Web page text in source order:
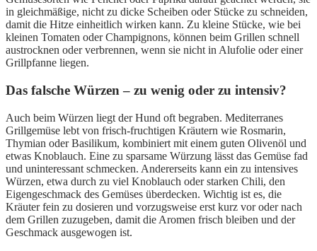
in gleichmäßige, nicht zu dicke Scheiben oder Stücke zu schneiden,
damit die Hitze einheitlich wirken kann. Zu kleine Stücke, wie bei
kleinen Tomaten oder Champignons, können beim Grillen schnell
austrocknen oder verbrennen, wenn sie nicht in Alufolie oder einer
Grillpfanne liegen.
Das falsche Würzen – zu wenig oder zu intensiv?
Auch beim Würzen liegt der Hund oft begraben. Mediterranes
Grillgemüse lebt von frisch-fruchtigen Kräutern wie Rosmarin,
Thymian oder Basilikum, kombiniert mit einem guten Olivenöl und
etwas Knoblauch. Eine zu sparsame Würzung lässt das Gemüse fad
und uninteressant schmecken. Andererseits kann ein zu intensives
Würzen, etwa durch zu viel Knoblauch oder starken Chili, den
Eigengeschmack des Gemüses überdecken. Wichtig ist es, die
Kräuter fein zu dosieren und vorzugsweise erst kurz vor oder nach
dem Grillen zuzugeben, damit die Aromen frisch bleiben und der
Geschmack ausgewogen ist.